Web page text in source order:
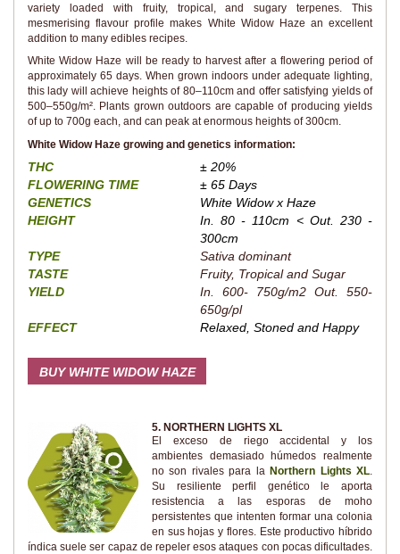
variety loaded with fruity, tropical, and sugary terpenes. This
mesmerising flavour profile makes White Widow Haze an excellent
addition to many edibles recipes.
White Widow Haze will be ready to harvest after a flowering period of
approximately 65 days. When grown indoors under adequate lighting,
this lady will achieve heights of 80–110cm and offer satisfying yields of
500–550g/m². Plants grown outdoors are capable of producing yields
of up to 700g each, and can peak at enormous heights of 300cm.
White Widow Haze growing and genetics information:
THC
± 20%
FLOWERING TIME
± 65 Days
GENETICS
White Widow x Haze
HEIGHT
In. 80 - 110cm < Out. 230 -
300cm
TYPE
Sativa dominant
TASTE
Fruity, Tropical and Sugar
YIELD
In. 600- 750g/m2 Out. 550-
650g/pl
EFFECT
Relaxed, Stoned and Happy
BUY WHITE WIDOW HAZE
5. NORTHERN LIGHTS XL
El exceso de riego accidental y los
ambientes demasiado húmedos realmente
no son rivales para laNorthern Lights XL
Su resiliente perfil genético le aporta
resistencia a las esporas de moho
persistentes que intenten formar una colonia
en sus hojas y flores. Este productivo híbrido
índica suele ser capaz de repeler esos ataques con pocas dificultades.